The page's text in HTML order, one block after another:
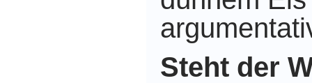
Steht der